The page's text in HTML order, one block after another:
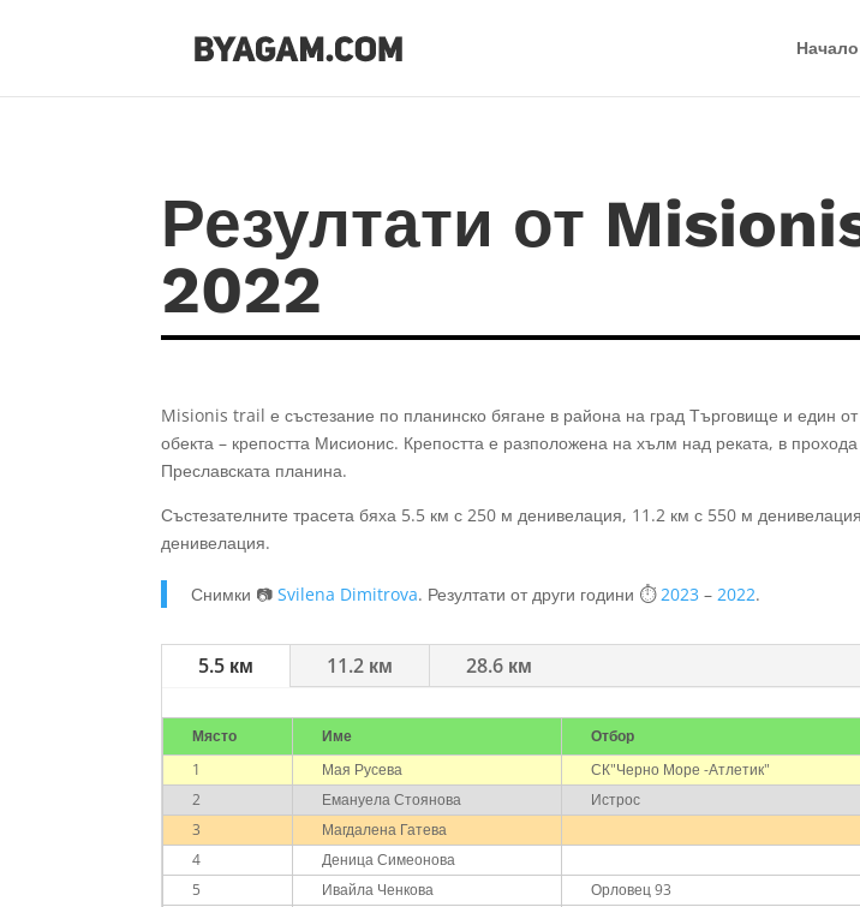
Начало
Резултати от
2022
Misionis trail е състезание по планинско бягане в района на град Търговище и един от
обекта – крепостта Мисионис. Крепостта е разположена на хълм над реката, в
Преславската планина.
Състезателните трасета бяха 5.5 км с 250 м денивелация, 11.2 км с 550 м
денивелация.
Снимки 📷Svilena Dimitrova. Резултати от други години ⏱️2023 –2022.
5.5 км 11.2 км 28.6 км
Място Име Отбор
1
Мая Русева СК"Черно Море -Атлетик"
2
Емануела Стоянова Истрос
3
Магдалена Гатева
4
Деница Симеонова
5
Ивайла Ченкова Орловец 93